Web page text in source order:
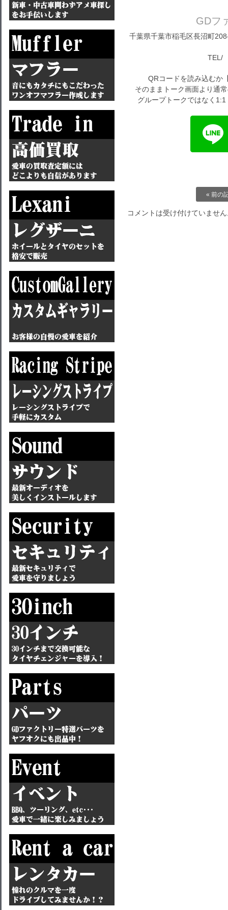
GDフ
千葉県千葉市稲毛区長沼町
TEL/
QRコードを読み込むか
そのままトーク画面より通
グループトークではなく
« 前の
コメントは受け付けていませ